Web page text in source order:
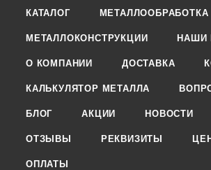
КАТАЛОГ МЕТАЛЛООБРАБОТКА
МЕТАЛЛОКОНСТРУКЦИИ НАШИ
О КОМПАНИИ ДОСТАВКА
КАЛЬКУЛЯТОР МЕТАЛЛА
БЛОГ АКЦИИ НОВОСТИ
ОТЗЫВЫ РЕКВИЗИТЫ
ОПЛАТЫ